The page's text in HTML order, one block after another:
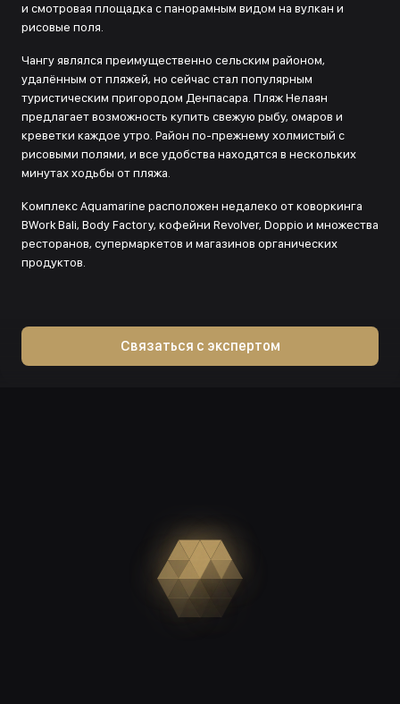
и смотровая площадка с панорамным видом на вулкан и
рисовые поля.
Чангу являлся преимущественно сельским районом,
удалённым от пляжей, но сейчас стал популярным
туристическим пригородом Денпасара. Пляж Нелаян
предлагает возможность купить свежую рыбу, омаров и
креветки каждое утро. Район по-прежнему холмистый с
рисовыми полями, и все удобства находятся в нескольких
минутах ходьбы от пляжа.
Комплекс Aquamarine расположен недалеко от коворкинга
BWork Bali, Body Factory, кофейни Revolver, Doppio и множества
ресторанов, супермаркетов и магазинов органических
продуктов.
Связаться с экспертом